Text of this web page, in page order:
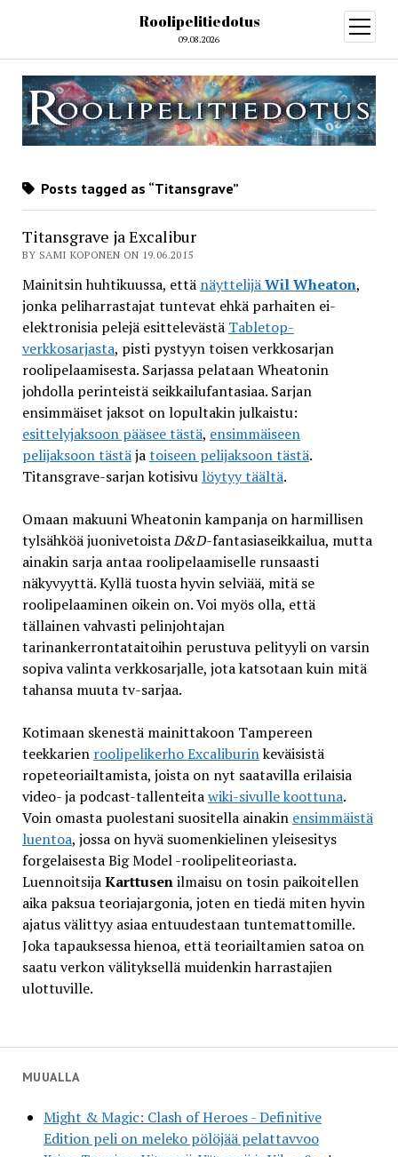
Roolipelitiedotus
09.08.2026
open
menu
MUUALLA
Might & Magic: Clash of Heroes - Definitive
Edition peli on meleko pölöjää pelattavvoo
Posts tagged as “Titansgrave”
Titansgrave ja Excalibur
BY SAMI KOPONEN ON 19.06.2015
Mainitsin huhtikuussa, että näyttelijäWil Wheaton,
jonka peliharrastajat tuntevat ehkä parhaiten ei-
elektronisia pelejä esittelevästä Tabletop-
verkkosarjasta, pisti pystyyn toisen verkkosarjan
roolipelaamisesta. Sarjassa pelataan Wheatonin
johdolla perinteistä seikkailufantasiaa. Sarjan
ensimmäiset jaksot on lopultakin julkaistu:
esittelyjaksoon pääsee tästä, ensimmäiseen
pelijaksoon tästäjatoiseen pelijaksoon tästä.
Titansgrave-sarjan kotisivu löytyy täältä.
Omaan makuuni Wheatonin kampanja on harmillisen
tylsähköä juonivetoistaD&D-fantasiaseikkailua, mutta
ainakin sarja antaa roolipelaamiselle runsaasti
näkyvyyttä. Kyllä tuosta hyvin selviää, mitä se
roolipelaaminen oikein on. Voi myös olla, että
tällainen vahvasti pelinjohtajan
tarinankerrontataitoihin perustuva pelityyli on varsin
sopiva valinta verkkosarjalle, jota katsotaan kuin mitä
tahansa muuta tv-sarjaa.
Kotimaan skenestä mainittakoon Tampereen
teekkarien roolipelikerho Excaliburinkeväisistä
ropeteoriailtamista, joista on nyt saatavilla erilaisia
video- ja podcast-tallenteitawiki-sivulle koottuna.
Voin omasta puolestani suositella ainakin ensimmäistä
luentoa, jossa on hyvä suomenkielinen yleisesitys
forgelaisesta Big Model -roolipeliteoriasta.
LuennoitsijaKarttusenilmaisu on tosin paikoitellen
aika paksua teoriajargonia, joten en tiedä miten hyvin
ajatus välittyy asiaa entuudestaan tuntemattomille.
Joka tapauksessa hienoa, että teoriailtamien satoa on
saatu verkon välityksellä muidenkin harrastajien
ulottuville.